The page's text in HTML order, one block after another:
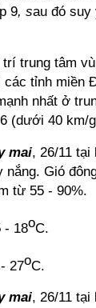
9, sau đó suy
trung tâm
tỉnh miền
nhất ở
(dưới 40 km/
mai, 26/11 tại
nắng. Gió
từ 55 - 90%.
- 18oC.
27oC.
mai, 26/11 tại